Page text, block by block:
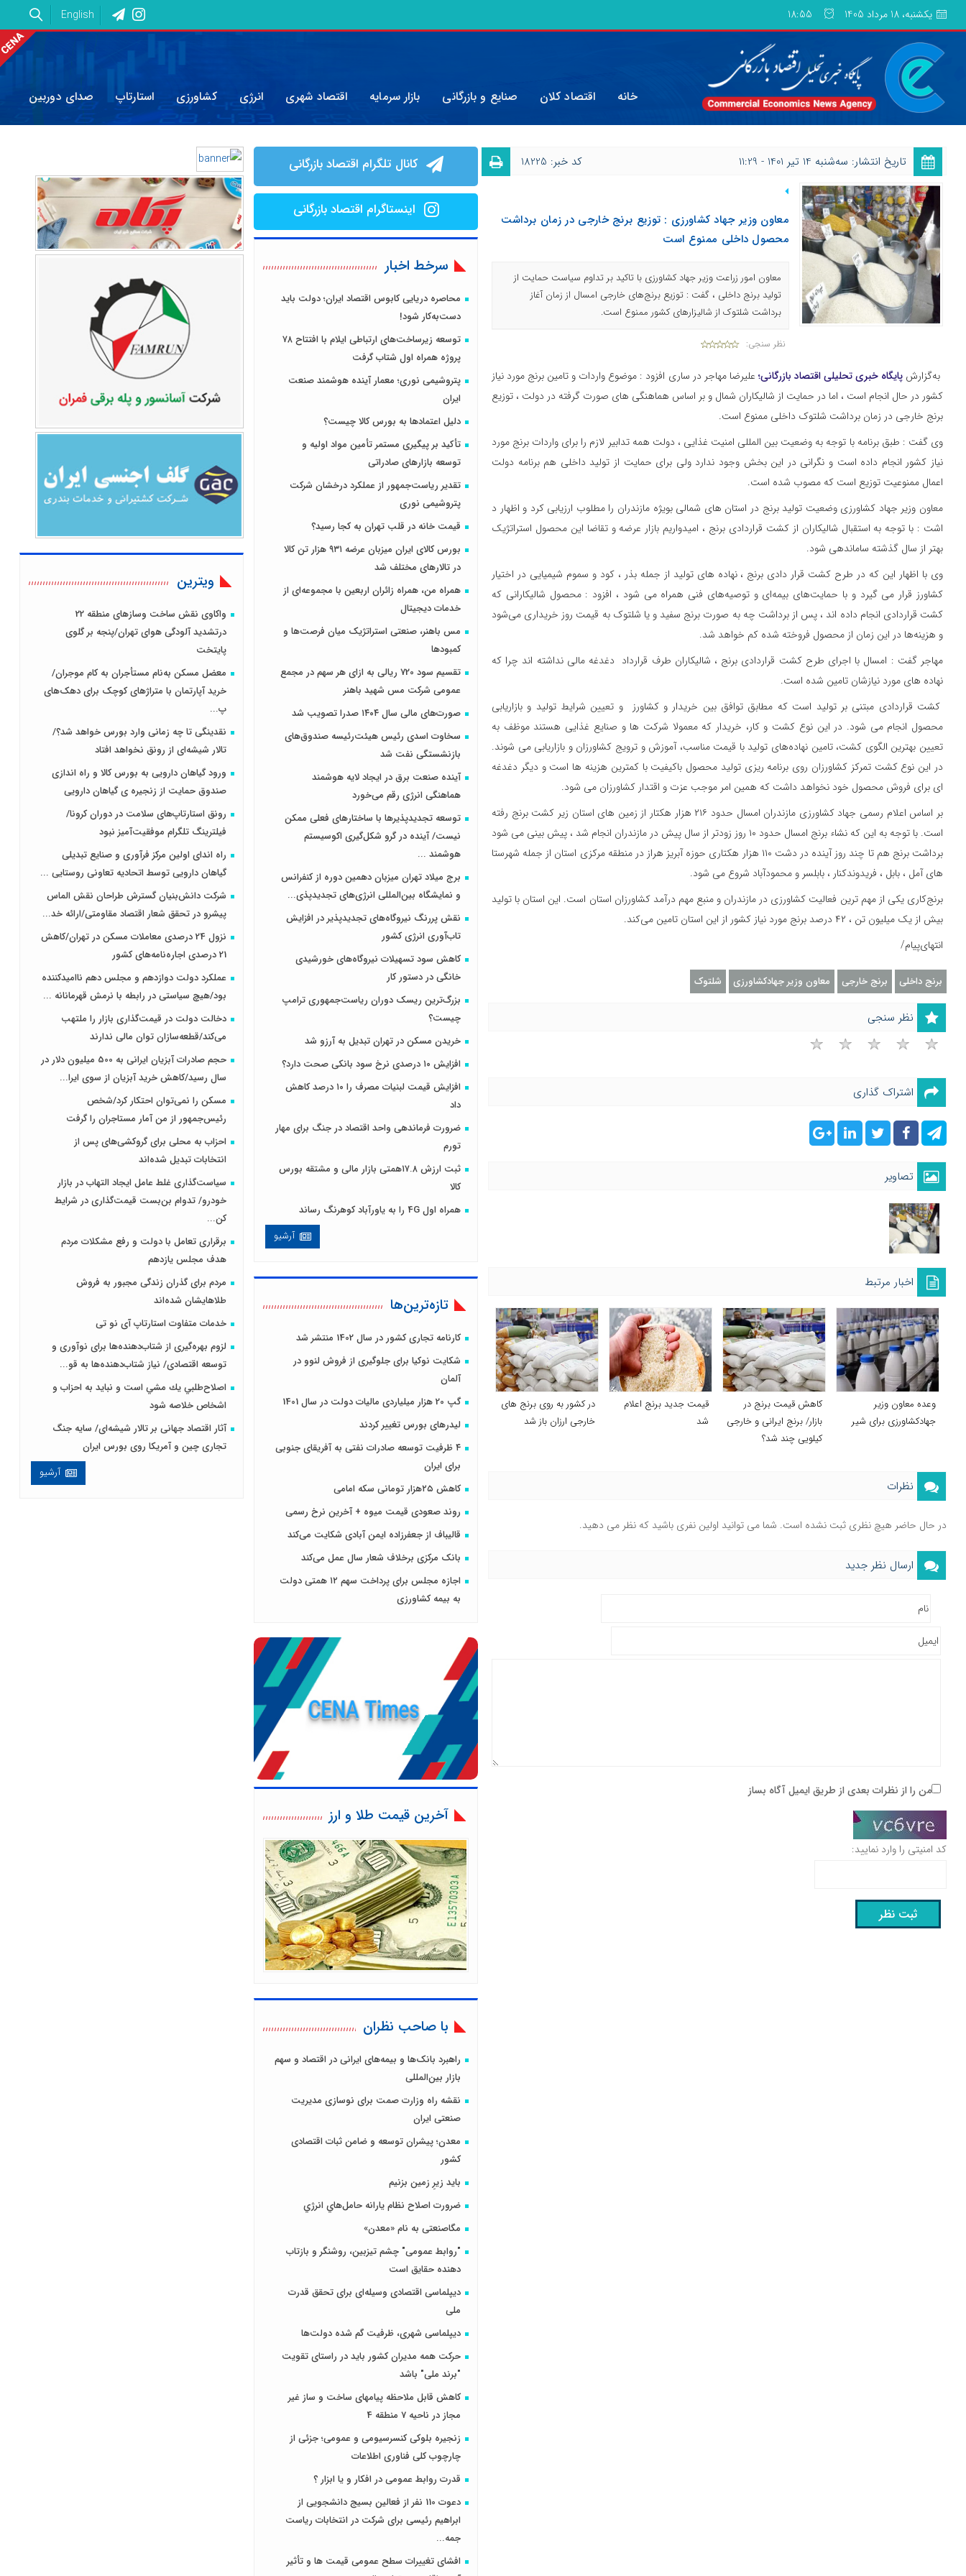
یکشنبه، 18 مرداد 1405 18:55
English
خانه اقتصاد کلان صنایع و بازرگانی بازار سرمایه اقتصاد شهری انرژی کشاورزی استارتاپ صدای دوربین
تاریخ انتشار: ﺳﻪشنبه 14 تیر 1401 - 11:29 کد خبر: 18225
معاون وزیر جهاد کشاورزی : توزیع برنج خارجی در زمان برداشت
محصول داخلی ممنوع است
معاون امور زراعت وزیر جهاد کشاورزی با تاکید بر تداوم سیاست حمایت از
تولید برنج داخلی ، گفت : توزیع برنج‌های خارجی امسال از زمان آغاز
برداشت شلتوک از شالیزارهای کشور ممنوع است.
نظر سنجی:
به‌گزارش پایگاه خبری تحلیلی اقتصاد بازرگانی؛ علیرضا مهاجر در ساری افزود : موضوع واردات و تامین برنج مورد نیاز
کشور در حال انجام است ، اما در حمایت از شالیکاران شمال و بر اساس هماهنگی های صورت گرفته در دولت ، توزیع
برنج خارجی در زمان برداشت شلتوک داخلی ممنوع است.
وی گفت : طبق برنامه با توجه به وضعیت بین المللی امنیت غذایی ، دولت همه تدابیر لازم را برای واردات برنج مورد
نیاز کشور انجام داده است و نگرانی در این بخش وجود ندارد ولی برای حمایت از تولید داخلی هم برنامه دولت
اعمال ممنوعیت توزیع است که مصوب شده است.
معاون وزیر جهاد کشاورزی وضعیت تولید برنج در استان های شمالی بویژه مازندران را مطلوب ارزیابی کرد و اظهار د
اشت : با توجه به استقبال شالیکاران از کشت قراردادی برنج ، امیدواریم بازار عرضه و تقاضا این محصول استراتژیک
بهتر از سال گذشته ساماندهی شود.
وی با اظهار این که در طرح کشت قرار دادی برنج ، نهاده های تولید از جمله بذر ، کود و سموم شیمیایی در اختیار
کشاورز قرار می گیرد و با حمایت‌های بیمه‌ای و توصیه‌های فنی همراه می شود ، افزود : محصول شالیکارانی که
کشت قراردادی انجام داده اند ، پس از برداشت چه به صورت برنج سفید و یا شلتوک به قیمت روز خریداری می‌شود
و هزینه‌ها در این زمان از محصول فروخته شده کم خواهد شد.
مهاجر گفت : امسال با اجرای طرح کشت قراردادی برنج ، شالیکاران طرف قرارداد دغدغه مالی نداشته اند چرا که
نهاده های مورد نیازشان تامین شده است.
کشت قراردادی مبتنی بر تولید است که مطابق توافق بین خریدار و کشاورز و تعیین شرایط تولید و بازاریابی
محصول انجام می شود. در این نوع کشت و کار، خریدار که معمولا شرکت‌ ها و صنایع غذایی هستند موظف به
تعیین بهترین الگوی کشت، تامین نهاده‌های تولید با قیمت مناسب، آموزش و ترویج کشاورزان و بازاریابی می شوند.
در این نوع کشت تمرکز کشاورزان روی برنامه ریزی تولید محصول باکیفیت با کمترین هزینه ها است و دیگر دغدغه
ای برای فروش محصول خود نخواهد داشت که همین امر موجب عزت و اقتدار کشاورزان می شود.
بر اساس اعلام رسمی جهاد کشاورزی مازندران امسال حدود ۲۱۶ هزار هکتار از زمین های استان زیر کشت برنج رفته
است. با توجه به این که نشاء برنج امسال حدود ۱۰ روز زودتر از سال پیش در مازندران انجام شد ، پیش بینی می شود
برداشت برنج هم تا چند روز آینده در دشت ۱۱۰ هزار هکتاری حوزه آبریز هراز در منطقه مرکزی استان از جمله شهرستا
های آمل ، بابل ، فریدوندکنار ، بابلسر و محمودآباد شروع می شود.
برنج‌کاری یکی از مهم ترین فعالیت کشاورزی در مازندران و منبع مهم درآمد کشاورزان استان است. این استان با تولید
بیش از یک میلیون تن ، ۴۲ درصد برنج مورد نیاز کشور از این استان تامین می‌کند.
انتهای‌پیام/
برنج داخلی برنج خارجی معاون وزیر جهادکشاورزی شلتوک
نظر سنجی
اشتراک گذاری
تصاویر
اخبار مرتبط
وعده معاون وزیر
جهادکشاورزی برای شیر
‌کاهش‌ قیمت برنج در
بازار/ برنج ایرانی و خارجی
کیلویی چند شد؟
قیمت جدید برنج اعلام
شد
در کشور به روی برنج های
خارجی ارزان باز شد
نظرات
در حال حاضر هیچ نظری ثبت نشده است. شما می توانید اولین نفری باشید که نظر می دهید.
ارسال نظر جدید
من را از نظرات بعدی از طریق ایمیل آگاه بساز
کد امنیتی را وارد نمایید:
کانال تلگرام اقتصاد بازرگانی
اینستاگرام اقتصاد بازرگانی
سرخط اخبار
محاصره دریایی کابوس اقتصاد ایران؛ دولت باید
دست‌به‌کار شود!
توسعه زیرساخت‌های ارتباطی ایلام با افتتاح ۷۸
پروژه همراه اول شتاب گرفت
پتروشیمی نوری؛ معمار آینده هوشمند صنعت
ایران
دلیل اعتمادها به بورس کالا چیست؟
تأکید بر پیگیری مستمر تأمین مواد اولیه و
توسعه بازارهای صادراتی
تقدیر ریاست‌جمهور از عملکرد درخشان شرکت
پتروشیمی نوری
قیمت خانه در قلب تهران به کجا رسید؟
بورس کالای ایران میزبان عرضه ۹۳۱ هزار تن کالا
در تالارهای مختلف شد
همراه من، همراه زائران اربعین با مجموعه‌ای از
خدمات دیجیتال
مس باهنر، صنعتی استراتژیک میان فرصت‌ها و
کمبودها
تقسیم سود 720 ریالی به ازای هر سهم در مجمع
عمومی شرکت مس شهید باهنر
صورت‌های مالی سال ۱۴۰۴ صدرا تصویب شد
سخاوت اسدی رئیس هیئت‌رئیسه صندوق‌های
بازنشستگی نفت شد
آینده صنعت برق در ایجاد لایه هوشمند
هماهنگی انرژی رقم می‌خورد
توسعه تجدیدپذیرها با ساختارهای فعلی ممکن
نیست/ آینده در گرو شکل‌گیری اکوسیستم
هوشمند ...
برج میلاد تهران میزبان دهمین دوره از کنفرانس
و نمایشگاه بین‌المللی انرژی‌های تجدیدپذی...
نقش پررنگ نیروگاه‌های تجدیدپذیر در افزایش
تاب‌آوری انرژی کشور
کاهش سود تسهیلات نیروگاه‌های خورشیدی
خانگی در دستور کار
بزرگ‌ترین ریسک دوران ریاست‌جمهوری ترامپ
چیست؟
خریدن مسکن در تهران تبدیل به آرزو شد
افزایش ۱۰ درصدی نرخ سود بانکی صحت دارد؟
افزایش قیمت لبنیات مصرف را ۱۰ درصد کاهش
داد
ضرورت فرماندهی واحد اقتصاد در جنگ برای مهار
تورم
ثبت ارزش ۱۷.۸همتی بازار مالی و مشتقه بورس
کالا
همراه اول 4G را به یاورآباد کوهرنگ رساند
آرشیو
تازه‌ترین‌ها
کارنامه تجاری کشور در سال 1402 منتشر شد
شکایت نوکیا برای جلوگیری از فروش لنوو در
آلمان
گپ 20 هزار میلیاردی مالیات دولت در سال 1401
لیدرهای بورس تغییر کردند
۴ ظرفیت توسعه صادرات نفتی به آفریقای جنوبی
برای ایران
کاهش ۲۵هزار تومانی سکه امامی
روند صعودی قیمت میوه + آخرین نرخ رسمی
قالیباف از جعفرزاده ایمن آبادی شکایت می‌کند
بانک مرکزی برخلاف شعار سال عمل می‌کند
اجازه مجلس برای پرداخت سهم ۱۲ همتی دولت
به بیمه کشاورزی
آخرین قیمت طلا و ارز
با صاحب نظران
راهبرد بانک‌ها و بیمه‌های ایرانی در اقتصاد و سهم
بازار بین‌المللی
نقشه راه وزارت صمت برای نوسازی مدیریت
صنعتی ایران
معدن؛ پیشران توسعه و ضامن ثبات اقتصادی
کشور
باید زیرِ زمین بزنیم
ضرورت اصلاح نظام يارانه حامل‌هاي انرژي
مگاصنعتی به نام «معدن»
"روابط عمومی" چشم تیزبین، روشنگر و بازتاب
دهنده حقایق است
دیپلماسی اقتصادی وسیله‌ای برای تحقق قدرت
ملی
دیپلماسی شهری، ظرفیت گم شده دولت‌ها
حرکت همه مدیران کشور باید در راستای تقویت
"برند ملی" باشد
کاهش قابل ملاحظه پیامهای ساخت و ساز غیر
مجاز در ناحیه 7 منطقه 4
زنجیره بلوکی کنسرسیومی و عمومی؛ جزئی از
چارچوب کلی فناوری اطلاعات
قدرت روابط عمومی در افکار و یا ابزار ؟
دعوت 110 نفر از فعالین بسیج دانشجویی از
ابراهیم رئیسی برای شرکت در انتخابات ریاست
جمه...
افشای تغییرات سطح عمومی قیمت ها و تأثیر
ویترین
واکاوی نقش ساخت وسازهای منطقه 22
درتشدید آلودگی هوای تهران/پنجه بر گلوی
پایتخت
معضل مسکن به‌نام مستأجران به کام موجران/
خرید آپارتمان با متراژهای کوچک برای دهک‌های
پ...
نقدینگی تا چه زمانی وارد بورس خواهد شد؟/
تالار شیشه‌ای از رونق نخواهد افتاد
ورود گیاهان دارویی به بورس کالا و راه اندازی
صندوق حمایت از زنجیره ی گیاهان دارویی
رونق استارتاپ‌های سلامت در دوران کرونا/
فیلترینگ تلگرام موفقیت‌آمیز نبود
راه اندای اولین مرکز فرآوری و صنایع تبدیلی
گیاهان دارویی توسط اتحادیه تعاونی روستایی ...
شرکت دانش‌بنیان گسترش طراحان‌‌ ‌نقش‌ الماس
پیشرو در تحقق شعار اقتصاد مقاومتی/ارائه خد...
نزول 24 درصدی معاملات مسکن در تهران/کاهش
21 درصدی اجاره‌نامه‌های کشور
عملکرد دولت دوازدهم و مجلس دهم ناامیدکننده
بود/هیچ سیاستی در رابطه با نرمش قهرمانانه ...
دخالت دولت در قیمت‌گذاری بازار را ملتهب
می‌کند/قطعه‌سازان توان مالی ندارند
حجم صادرات آبزیان ایرانی به 500 میلیون دلار در
سال رسید/کاهش خرید آبزیان از سوی ایرا...
مسکن را نمی‌توان احتکار کرد/شخص
رئیس‌جمهور از من آمار مستاجران را گرفت
احزاب به محلی برای گروکشی‌های پس از
انتخابات تبدیل شده‌اند
سیاست‌گذاری غلط عامل ایجاد التهاب در بازار
خودرو/ تدوام بن‌بست قیمت‌گذاری در شرایط
کن...
برقراری تعامل با دولت و رفع مشکلات مردم
هدف مجلس‌ یازدهم
مردم برای گذران زندگی مجبور به فروش
طلاهایشان شده‌اند
خدمات متفاوت استارتاپ آی نو تی
لزوم بهره‌گیری از شتاب‌دهنده‌ها برای نوآوری و
توسعه اقتصادی/ نیاز شتاب‌دهنده‌ها به قو...
اصلاح‌طلبي يك مشي است و نبايد به احزاب و
اشخاص خلاصه شود
آثار اقتصاد جهانی بر تالار شیشه‌ای/ سایه جنگ
تجاری چین و آمریکا روی بورس ایران
آرشیو